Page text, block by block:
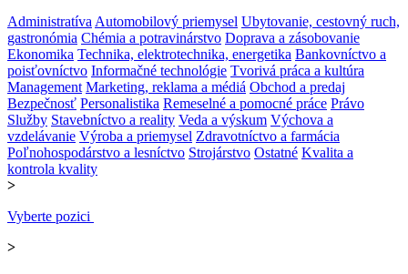
AdministratívaAutomobilový priemysel Ubytovanie, cestovný ruch,
gastronómia Chémia a potravinárstvo Doprava a zásobovanie
Ekonomika Technika, elektrotechnika, energetika Bankovníctvo a
poisťovníctvo Informačné technológie Tvorivá práca a kultúra
Management Marketing, reklama a médiá Obchod a predaj
Bezpečnosť Personalistika Remeselné a pomocné práce Právo
Služby Stavebníctvo a reality Veda a výskum Výchova a
vzdelávanie Výroba a priemysel Zdravotníctvo a farmácia
Poľnohospodárstvo a lesníctvo Strojárstvo Ostatné Kvalita a
kontrola kvality
>
Vyberte pozici
>